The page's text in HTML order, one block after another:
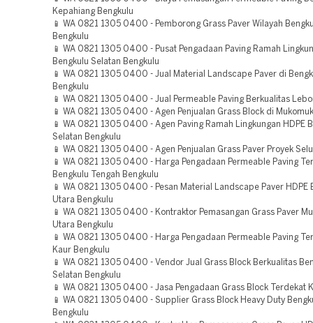
Kepahiang Bengkulu
📱 WA 0821 1305 0400 - Pemborong Grass Paver Wilayah
Bengkulu
📱 WA 0821 1305 0400 - Pusat Pengadaan Paving Ramah
Bengkulu Selatan Bengkulu
📱 WA 0821 1305 0400 - Jual Material Landscape Paver di
Bengkulu
📱 WA 0821 1305 0400 - Jual Permeable Paving Berkualitas
📱 WA 0821 1305 0400 - Agen Penjualan Grass Block di
📱 WA 0821 1305 0400 - Agen Paving Ramah Lingkungan HDPE
Selatan Bengkulu
📱 WA 0821 1305 0400 - Agen Penjualan Grass Paver Proyek
📱 WA 0821 1305 0400 - Harga Pengadaan Permeable Paving
Bengkulu Tengah Bengkulu
📱 WA 0821 1305 0400 - Pesan Material Landscape Paver HDPE
Utara Bengkulu
📱 WA 0821 1305 0400 - Kontraktor Pemasangan Grass Paver
Utara Bengkulu
📱 WA 0821 1305 0400 - Harga Pengadaan Permeable Paving
Kaur Bengkulu
📱 WA 0821 1305 0400 - Vendor Jual Grass Block Berkualitas
Selatan Bengkulu
📱 WA 0821 1305 0400 - Jasa Pengadaan Grass Block Terdekat
📱 WA 0821 1305 0400 - Supplier Grass Block Heavy Duty
Bengkulu